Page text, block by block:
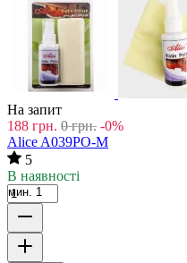
На запит
188 грн. 0 грн. -0%
Alice A039PO-M
5
В наявності
мин. 1